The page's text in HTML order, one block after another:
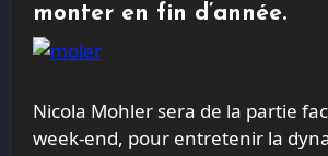
monter en fin d’année.
Nicola Mohler sera de la partie face à Lille, ce
week-end, pour entretenir la